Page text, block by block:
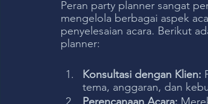
Peran party planner sangat
mengelola berbagai aspek
penyelesaian acara. Berikut
planner:
Konsultasi dengan Klien:
tema, anggaran, dan